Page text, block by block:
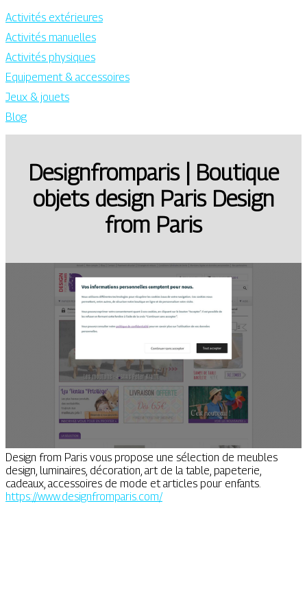
Activités extérieures
Activités manuelles
Activités physiques
Equipement & accessoires
Jeux & jouets
Blog
Designfrom­pa­ris | Boutique
objets design Paris Design
from Paris
Design from Paris vous propose une sélection de meubles
design, luminaires, décoration, art de la table, papeterie,
cadeaux, accessoires de mode et articles pour enfants.
https://www.designfromparis.com/